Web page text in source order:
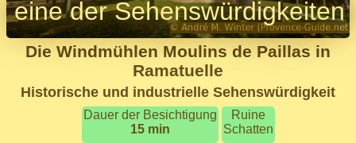
eine der Sehenswürdigkeiten
Die Windmühlen Moulins de Paillas in
Ramatuelle
Historische und industrielle Sehenswürdigkeit
Dauer der Besichtigung
15 min
Ruine
Schatten